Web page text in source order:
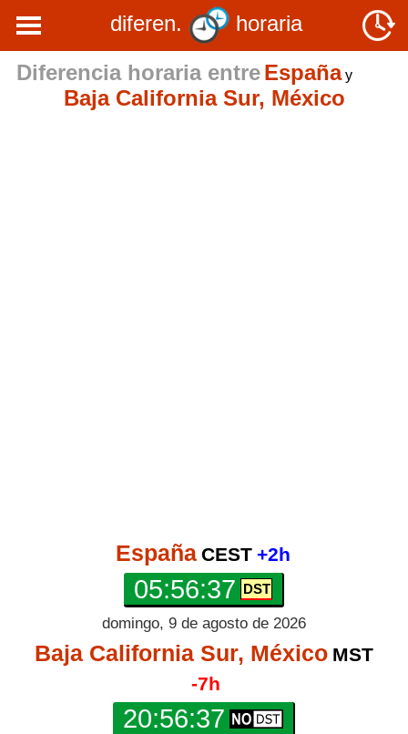
diferen.
horaria
Diferencia horaria entre Españay
Baja California Sur, México
España CEST +2h
05:56:38
domingo, 9 de agosto de 2026
Baja California Sur, México MST
-7h
20:56:38